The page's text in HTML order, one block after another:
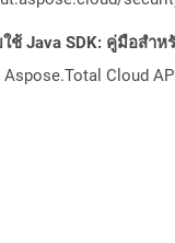
ใช้ Java SDK: คู่มือสำห
Cloud